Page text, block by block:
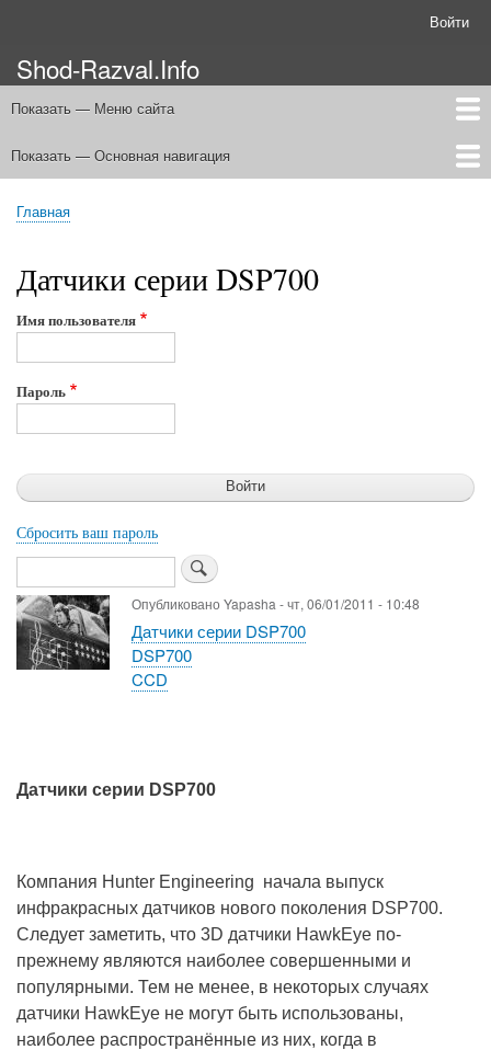
содержанию
учётной
записи
пользователя
Войти
Shod-Razval.Info
Меню
Показать — Меню сайта
Портал
Терминал
Полезно
Углы колёс
FAQ ( вопрос/ответ )
Статьи
Блоги
Оборудование
Wheels-alignment.info
Файлы
Видео
Новости
Галерея
Пользователи
О нас
Контакты
Основная
Показать — Основная навигация
Главная
Строка
Главная
Датчики серии DSP700
Имя пользователя
Пароль
Сбросить ваш пароль
Поиск
Опубликовано Yapasha -чт, 06/01/2011 - 10:48
Датчики серии DSP700
DSP700
CCD
Датчики серии DSP700
Компания Hunter Engineering начала выпуск
инфракрасных датчиков нового поколения DSP700.
Следует заметить, что 3D датчики HawkEye по-
прежнему являются наиболее совершенными и
популярными. Тем не менее, в некоторых случаях
датчики HawkEye не могут быть использованы,
наиболее распространённые из них, когда в